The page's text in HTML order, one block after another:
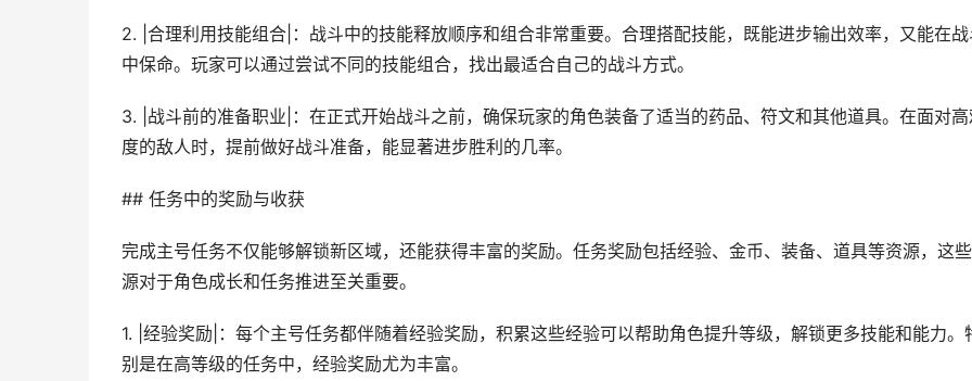
2. |合理利用技能组合|：战斗中的技能释放顺序和组合非常重要。合理搭配技能，既能进步输出效率，又能在战
中保命。玩家可以通过尝试不同的技能组合，找出最适合自己的战斗方式。
3. |战斗前的准备职业|：在正式开始战斗之前，确保玩家的角色装备了适当的药品、符文和其他道具。在面对高
度的敌人时，提前做好战斗准备，能显著进步胜利的几率。
## 任务中的奖励与收获
完成主号任务不仅能够解锁新区域，还能获得丰富的奖励。任务奖励包括经验、金币、装备、道具等资源，这
源对于角色成长和任务推进至关重要。
1. |经验奖励|：每个主号任务都伴随着经验奖励，积累这些经验可以帮助角色提升等级，解锁更多技能和能力。
别是在高等级的任务中，经验奖励尤为丰富。